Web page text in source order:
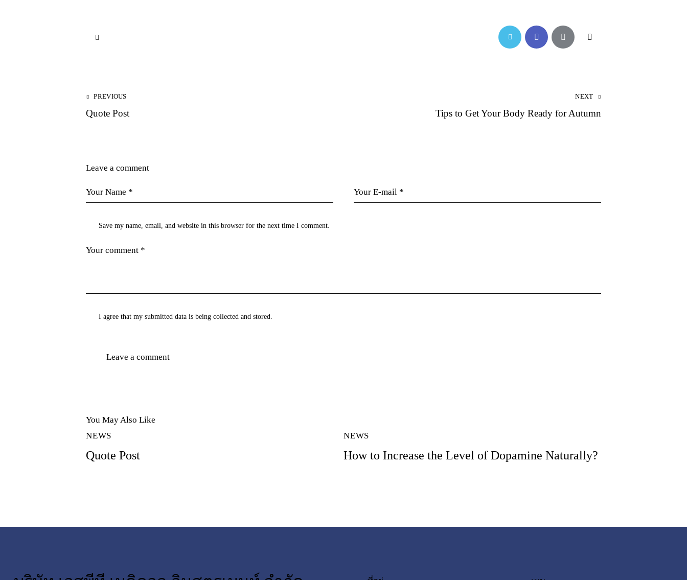
PREVIOUS
Quote Post
NEXT
Tips to Get Your Body Ready for Autumn
Leave a comment
Save my name, email, and website in this browser for the next time I comment.
I agree that my submitted data is being collected and stored.
You May Also Like
NEWS
Quote Post
NEWS
How to Increase the Level of Dopamine Naturally?